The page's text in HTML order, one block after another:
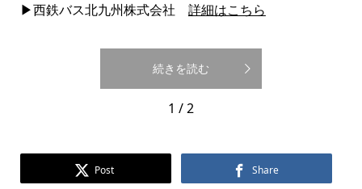
▶西鉄バス北九州株式会社 詳細はこちら
続きを読む
1 / 2
Post Share